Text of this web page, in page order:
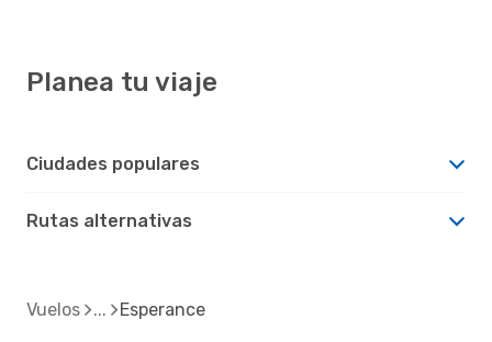
Planea tu viaje
Ciudades populares
Rutas alternativas
Vuelos Esperance